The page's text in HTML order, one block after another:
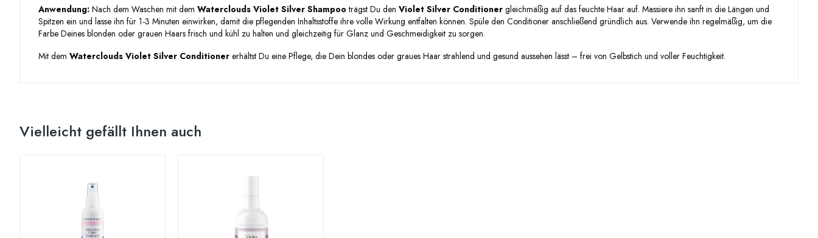
Anwendung: Nach dem Waschen mit dem Waterclouds Violet Silver Shampooträgst Du den Violet Silver Conditioner gleichmäßig auf das feuchte Haar auf. Massiere ihn sanft in die Längen und
Spitzen ein und lasse ihn für 1-3 Minuten einwirken, damit die pflegenden Inhaltsstoffe ihre volle Wirkung entfalten können. Spüle den Conditioner anschließend gründlich aus. Verwende ihn regelmäßig, um die
Farbe Deines blonden oder grauen Haars frisch und kühl zu halten und gleichzeitig für Glanz und Geschmeidigkeit zu sorgen.
Mit dem Waterclouds Violet Silver Conditioner erhältst Du eine Pflege, die Dein blondes oder graues Haar strahlend und gesund aussehen lässt – frei von Gelbstich und voller Feuchtigkeit.
Vielleicht gefällt Ihnen auch